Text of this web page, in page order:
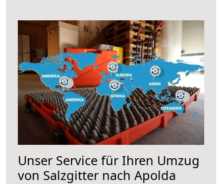
Unser Service für Ihren Umzug
von Salzgitter nach Apolda